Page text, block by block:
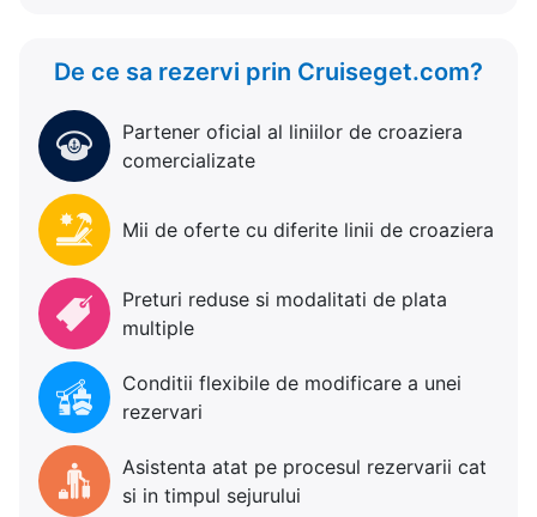
De ce sa rezervi prin Cruiseget.com?
Partener oficial al liniilor de croaziera
comercializate
Mii de oferte cu diferite linii de croaziera
Preturi reduse si modalitati de plata
multiple
Conditii flexibile de modificare a unei
rezervari
Asistenta atat pe procesul rezervarii cat
si in timpul sejurului